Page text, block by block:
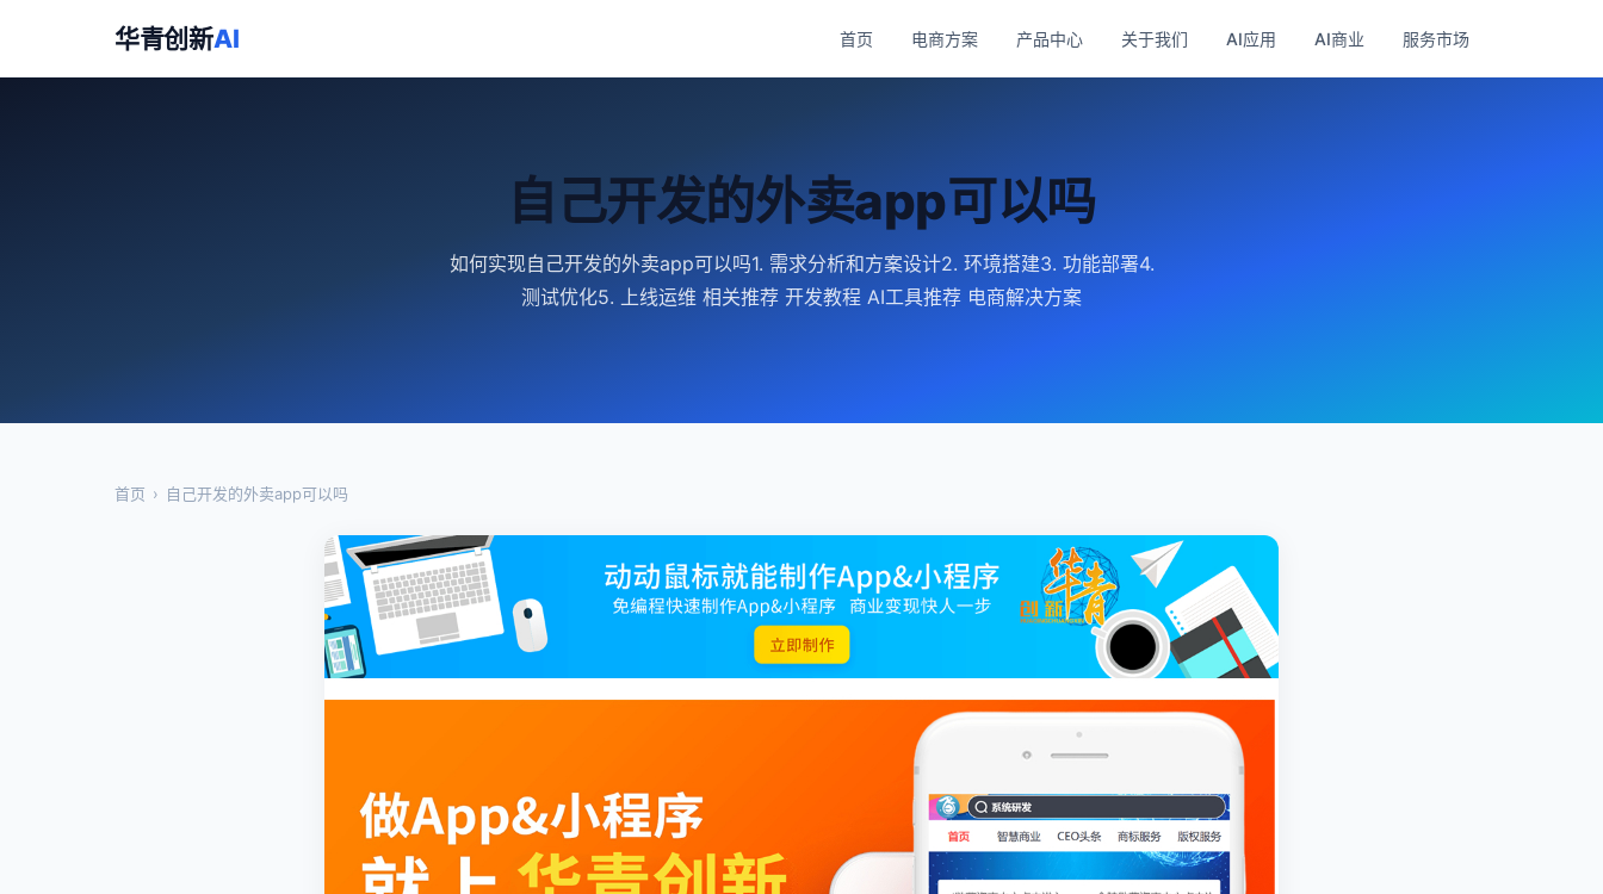
华青创新AI 首页 电商方案 产品中心 关于我们 AI应用 AI商业 服务市场
自己开发的外卖app可以吗
如何实现自己开发的外卖app可以吗1. 需求分析和方案设计2. 环境搭建3. 功能部署4.
测试优化5. 上线运维 相关推荐 开发教程 AI工具推荐 电商解决方案
首页 › 自己开发的外卖app可以吗